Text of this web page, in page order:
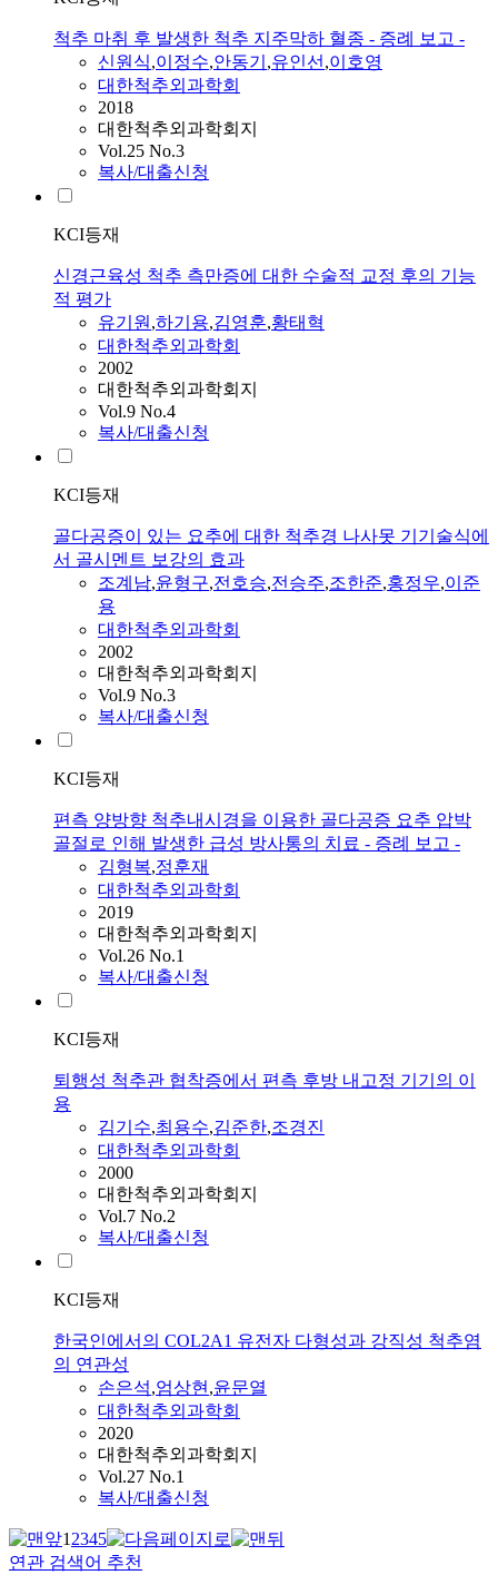
척추 마취 후 발생한 척추 지주막하 혈종 - 증례 보고 -
신원식,이정수,안동기 ,유인선,이호영
대한척추외과학회
2018
대한척추외과학회지
Vol.25 No.3
복사/대출신청
KCI등재
신경근육성 척추 측만증에 대한 수술적 교정 후의 기능
적 평가
유기원,하기용,김영훈,황태혁
대한척추외과학회
2002
대한척추외과학회지
Vol.9 No.4
복사/대출신청
KCI등재
골다공증이 있는 요추에 대한 척추경 나사못 기기술식에
서 골시멘트 보강의 효과
조계남,윤형구,전호승,전승주,조한준,홍정우,이준
용
대한척추외과학회
2002
대한척추외과학회지
Vol.9 No.3
복사/대출신청
KCI등재
편측 양방향 척추내시경을 이용한 골다공증 요추 압박
골절로 인해 발생한 급성 방사통의 치료 - 증례 보고 -
김형복,정훈재
대한척추외과학회
2019
대한척추외과학회지
Vol.26 No.1
복사/대출신청
KCI등재
퇴행성 척추관 협착증에서 편측 후방 내고정 기기의 이
용
김기수,최용수,김준한,조경진
대한척추외과학회
2000
대한척추외과학회지
Vol.7 No.2
복사/대출신청
KCI등재
한국인에서의 COL2A1 유전자 다형성과 강직성 척추염
의 연관성
손은석,엄상현,윤문열
대한척추외과학회
2020
대한척추외과학회지
Vol.27 No.1
복사/대출신청
12345
연관 검색어 추천